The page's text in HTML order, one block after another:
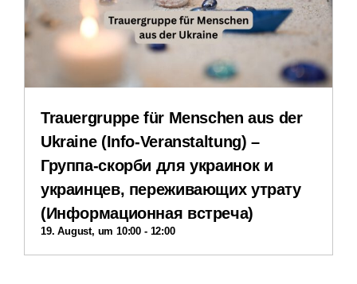
Trauergruppe für Menschen aus der
Ukraine (Info-Veranstaltung) –
Группа-скорби для украинок и
украинцев, переживающих утрату
(Информационная встреча)
19. August, um 10:00 - 12:00